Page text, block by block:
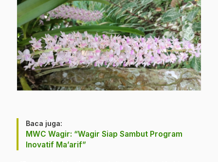
Baca juga:
MWC Wagir: “Wagir Siap Sambut Program
Inovatif Ma’arif”